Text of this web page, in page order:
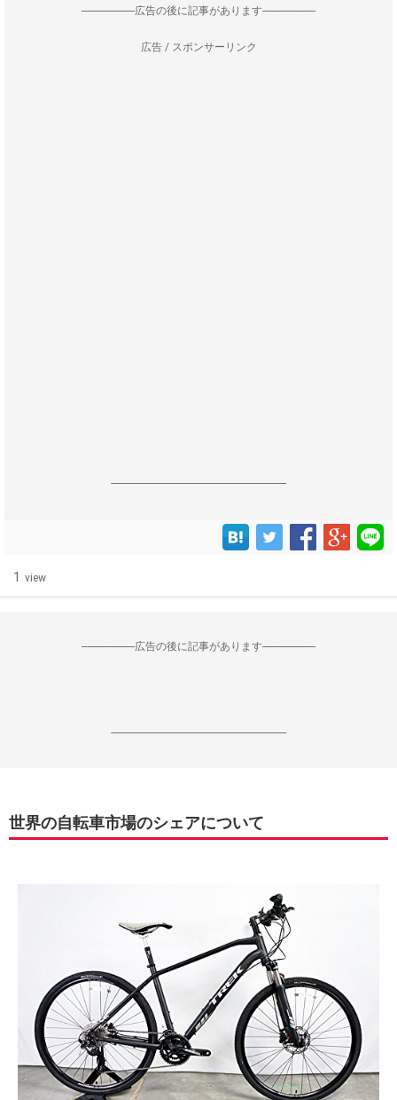
--------------------広告の後に記事があります--------------------
広告 / スポンサーリンク
------------------------------------------------------------------
1 view
--------------------広告の後に記事があります--------------------
------------------------------------------------------------------
世界の自転車市場のシェアについて